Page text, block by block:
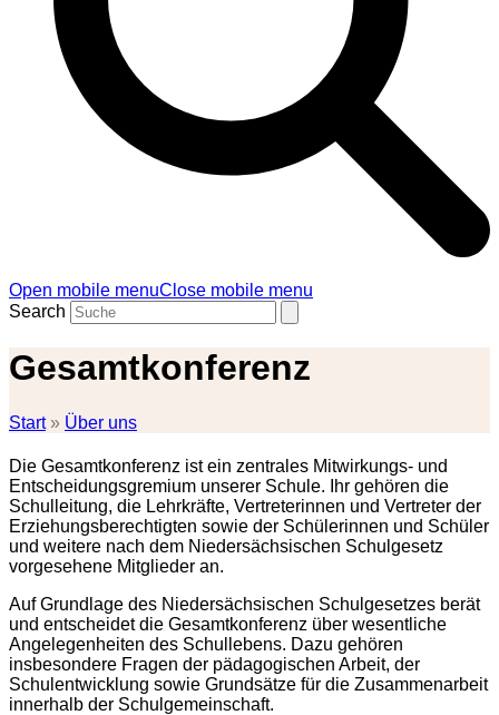
Open mobile menuClose mobile menu
Search
Gesamtkonferenz
Start» Über uns
Die Gesamtkonferenz ist ein zentrales Mitwirkungs- und
Entscheidungsgremium unserer Schule. Ihr gehören die
Schulleitung, die Lehrkräfte, Vertreterinnen und Vertreter der
Erziehungsberechtigten sowie der Schülerinnen und Schüler
und weitere nach dem Niedersächsischen Schulgesetz
vorgesehene Mitglieder an.
Auf Grundlage des Niedersächsischen Schulgesetzes berät
und entscheidet die Gesamtkonferenz über wesentliche
Angelegenheiten des Schullebens. Dazu gehören
insbesondere Fragen der pädagogischen Arbeit, der
Schulentwicklung sowie Grundsätze für die Zusammenarbeit
innerhalb der Schulgemeinschaft.